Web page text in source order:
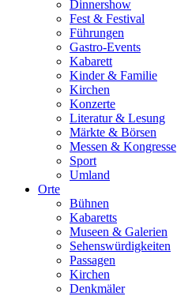
Dinnershow
Fest & Festival
Führungen
Gastro-Events
Kabarett
Kinder & Familie
Kirchen
Konzerte
Literatur & Lesung
Märkte & Börsen
Messen & Kongresse
Sport
Umland
Orte
Bühnen
Kabaretts
Museen & Galerien
Sehenswürdigkeiten
Passagen
Kirchen
Denkmäler